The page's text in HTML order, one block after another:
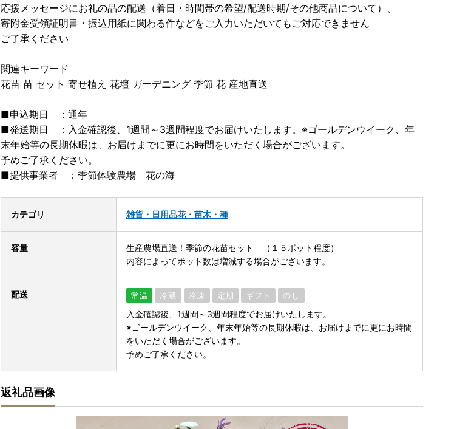
応援メッセージにお礼の品の配送（着日・時間帯の希望/配送時期/その他商品について）、
寄附金受領証明書・振込用紙に関わる件などをご入力いただいてもご対応できません
ご了承ください
関連キーワード
花苗 苗 セット 寄せ植え 花壇 ガーデニング 季節 花 産地直送
■申込期日 ：通年
■発送期日 ：入金確認後、1週間～3週間程度でお届けいたします。※ゴールデンウイーク、年
末年始等の長期休暇は、お届けまでに更にお時間をいただく場合がございます。
予めご了承ください。
■提供事業者 ：季節体験農場 花の海
カテゴリ 雑貨・日用品花・苗木・種
容量
生産農場直送！季節の花苗セット （１５ポット程度）
内容によってポット数は増減する場合がございます。
配送 常温 冷蔵 冷凍 定期 ギフト のし
入金確認後、1週間～3週間程度でお届けいたします。
※ゴールデンウイーク、年末年始等の長期休暇は、お届けまでに更にお時間
をいただく場合がございます。
予めご了承ください。
返礼品画像